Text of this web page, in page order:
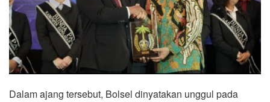
Dalam ajang tersebut, Bolsel dinyatakan unggul pada